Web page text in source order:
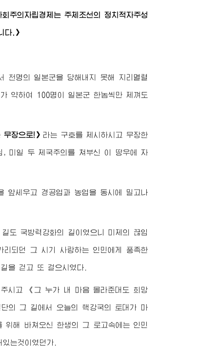
주의자립경제는 주체조선의 정치적자주성
다.》
천명의 일본군을 당해내지 못해 지리멸렬
약하여 100명이 일본군 한놈씩만 제껴도
장으로!》 라는 구호를 제시하시고 무장한
, 미일 두 제국주의를 쳐부신 이 땅우에 자
앞세우고 경공업과 농업을 동시에 밀고나
도 국방력강화의 길이였으니 미제의 끊임
리되던 그 시기 사랑하는 인민에게 풍족한
을 걷고 또 걸으시였다.
시고 《그 누가 내 마음 몰라준대도 희망
의 그 길에서 오늘의 핵강국의 토대가 마
위해 바쳐오신 한생의 그 로고속에는 인민
는것이였던가.